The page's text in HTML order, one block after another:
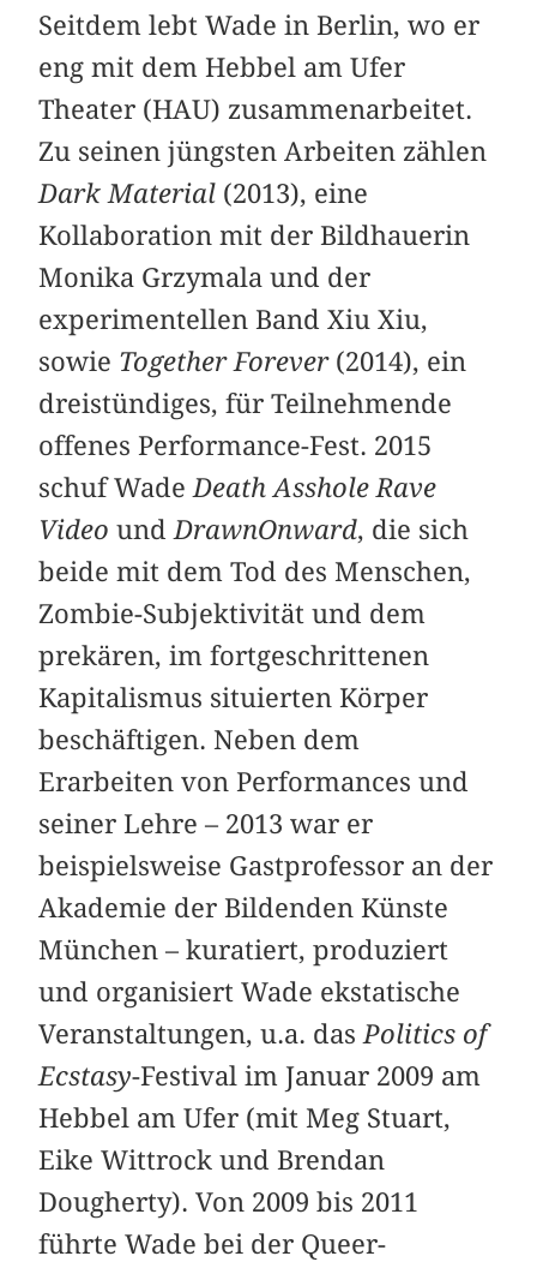
Seitdem lebt Wade in Berlin, wo er
eng mit dem Hebbel am Ufer
Theater (HAU) zusammenarbeitet.
Zu seinen jüngsten Arbeiten zählen
Dark Material (2013), eine
Kollaboration mit der Bildhauerin
Monika Grzymala und der
experimentellen Band Xiu Xiu,
sowie Together Forever(2014), ein
dreistündiges, für Teilnehmende
offenes Performance-Fest. 2015
schuf Wade Death Asshole Rave
Video und DrawnOnward, die sich
beide mit dem Tod des Menschen,
Zombie-Subjektivität und dem
prekären, im fortgeschrittenen
Kapitalismus situierten Körper
beschäftigen. Neben dem
Erarbeiten von Performances und
seiner Lehre – 2013 war er
beispielsweise Gastprofessor an der
Akademie der Bildenden Künste
München – kuratiert, produziert
und organisiert Wade ekstatische
Veranstaltungen, u.a. das Politics of
Ecstasy-Festival im Januar 2009 am
Hebbel am Ufer (mit Meg Stuart,
Eike Wittrock und Brendan
Dougherty). Von 2009 bis 2011
führte Wade bei der Queer-